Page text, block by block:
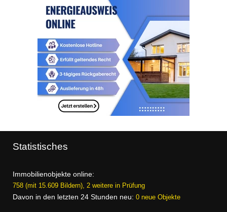
Statistisches
Immobilienobjekte online:
758 (mit 15.609 Bildern), 2 weitere in Prüfung
Davon in den letzten 24 Stunden neu: 0 neue Objekte